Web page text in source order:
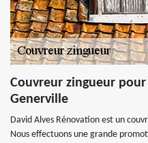
Couvreur zingueur
Generville
David Alves Rénovation est un
Nous effectuons une grande